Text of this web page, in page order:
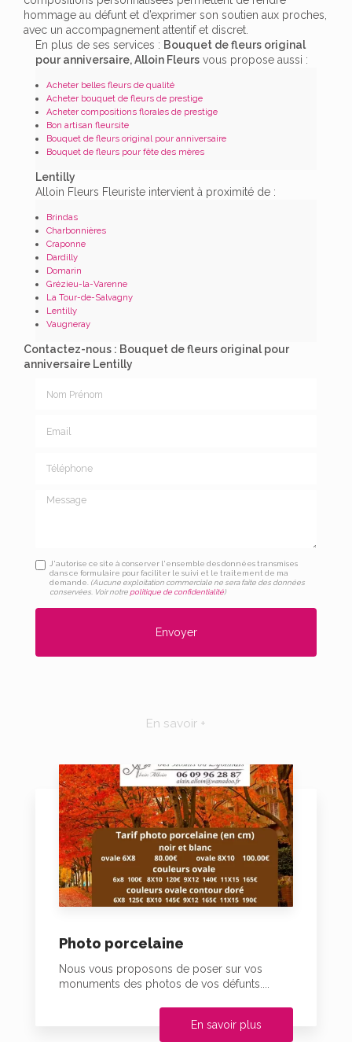
hommage au défunt et d’exprimer son soutien aux proches,
avec un accompagnement attentif et discret.
En plus de ses services : Bouquet de fleurs original
pour anniversaire, Alloin Fleurs vous propose aussi :
Acheter belles fleurs de qualité
Acheter bouquet de fleurs de prestige
Acheter compositions florales de prestige
Bon artisan fleursite
Bouquet de fleurs original pour anniversaire
Bouquet de fleurs pour fête des mères
Lentilly
Alloin Fleurs Fleuriste intervient à proximité de :
Brindas
Charbonnières
Craponne
Dardilly
Domarin
Grézieu-la-Varenne
La Tour-de-Salvagny
Lentilly
Vaugneray
Contactez-nous : Bouquet de fleurs original pour
anniversaire Lentilly
Message
J'autorise ce site à conserver l'ensemble des données transmises
dans ce formulaire pour faciliter le suivi et le traitement de ma
demande. (Aucune exploitation commerciale ne sera faite des données
conservées. Voir notre politique de confidentialité)
En savoir +
Photo porcelaine
Nous vous proposons de poser sur vos
monuments des photos de vos défunts....
En savoir plus